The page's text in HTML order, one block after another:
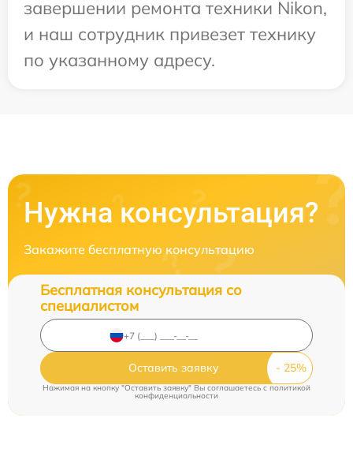
завершении ремонта техники Nikon,
и наш сотрудник привезет технику
по указанному адресу.
Нужна консультация?
Закажите бесплатную консультацию
Бесплатная консультация со
специалистом
Оставить заявку
Нажимая на кнопку "Оставить заявку" Вы соглашаетесь cполитикой
конфиденциальности